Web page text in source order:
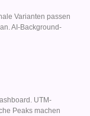
Varianten passen
AI-Background-
UTM-
Peaks machen